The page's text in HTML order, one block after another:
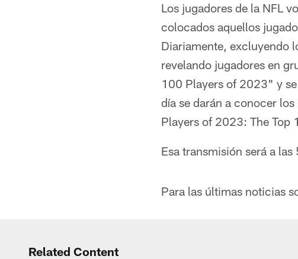
Los jugadores de la NFL
colocados aquellos
Diariamente, excluyendo
revelando jugadores en
100 Players of 2023" y
día se darán a conocer
Players of 2023: The Top
Esa transmisión será a
Para las últimas noticias
Related Content